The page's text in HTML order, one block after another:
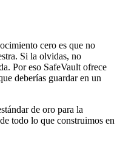
cero es que no
Si la olvidas, no
Por eso SafeVault ofrece
deberías guardar en un
de oro para la
todo lo que construimos en